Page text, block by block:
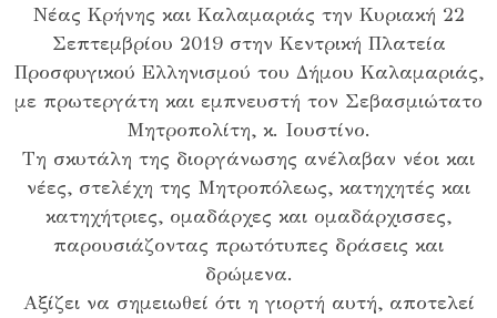
Νέας Κρήνης και Καλαμαριάς την Κυριακή 22
Σεπτεμβρίου 2019 στην Κεντρική Πλατεία
Προσφυγικού Ελληνισμού του Δήμου Καλαμαριάς,
με πρωτεργάτη και εμπνευστή τον Σεβασμιώτατο
Μητροπολίτη, κ. Ιουστίνο.
Τη σκυτάλη της διοργάνωσης ανέλαβαν νέοι και
νέες, στελέχη της Μητροπόλεως, κατηχητές και
κατηχήτριες, ομαδάρχες και ομαδάρχισσες,
παρουσιάζοντας πρωτότυπες δράσεις και
δρώμενα.
Αξίζει να σημειωθεί ότι η γιορτή αυτή, αποτελεί